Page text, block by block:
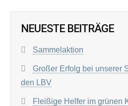
NEUESTE BEITRÄGE
Sammelaktion
Großer Erfolg bei unserer
den LBV
Fleißige Helfer im grünen